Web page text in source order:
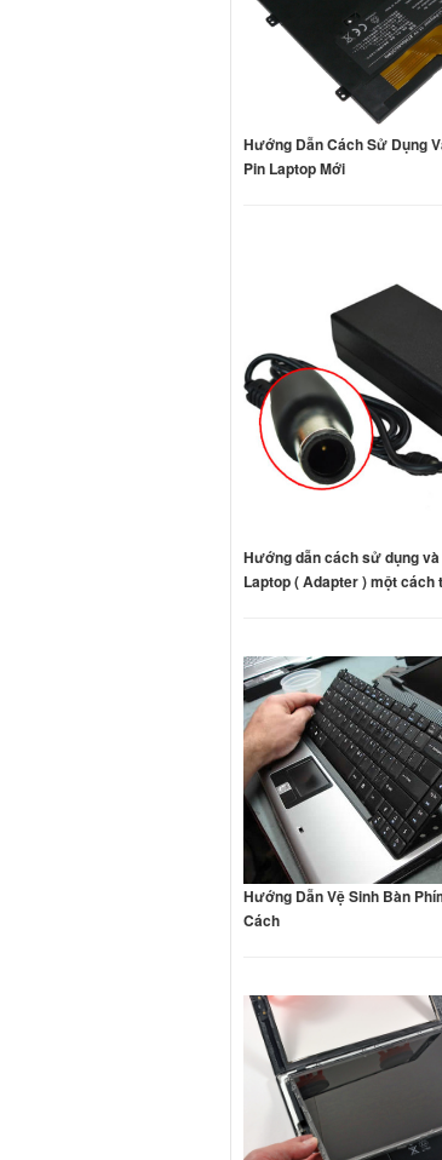
Hướng Dẫn Cách Sử Dụng
Pin Laptop Mới
Hướng dẫn cách sử dụng và
Laptop ( Adapter ) một cách
Hướng Dẫn Vệ Sinh Bàn
Cách